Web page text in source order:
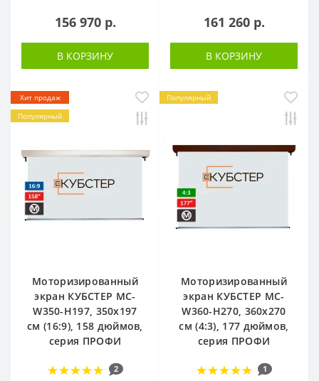
156 970 р.
В КОРЗИНУ
161 260 р.
В КОРЗИНУ
Хит продаж
Популярный
Моторизированный
экран КУБСТЕР MC-
W350-H197, 350х197
см (16:9), 158 дюймов,
серия ПРОФИ
2
Популярный
Моторизированный
экран КУБСТЕР MC-
W360-H270, 360х270
см (4:3), 177 дюймов,
серия ПРОФИ
1